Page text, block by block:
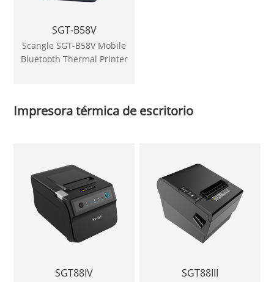
SGT-B58V
Scangle SGT-B58V Mobile
Bluetooth Thermal Printer
Impresora térmica de escritorio
SGT88IV SGT88III